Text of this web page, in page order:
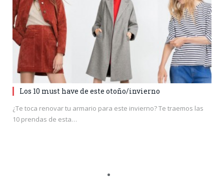
Los 10 must have de este otoño/invierno
¿Te toca renovar tu armario para este invierno? Te traemos las
10 prendas de esta…